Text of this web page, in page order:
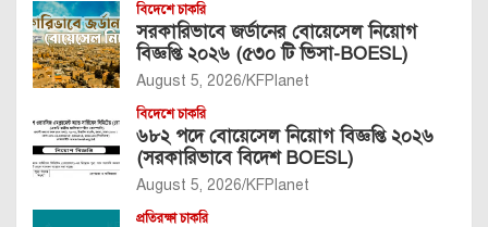
বিদেশে চাকরি
সরকারিভাবে জর্ডানের বোয়েসেল নিয়োগ
বিজ্ঞপ্তি ২০২৬ (৫৩০ টি ভিসা-BOESL)
August 5, 2026 KFPlanet
বিদেশে চাকরি
৬৮২ পদে বোয়েসেল নিয়োগ বিজ্ঞপ্তি ২০২৬
(সরকারিভাবে বিদেশ BOESL)
August 5, 2026 KFPlanet
প্রতিরক্ষা চাকরি